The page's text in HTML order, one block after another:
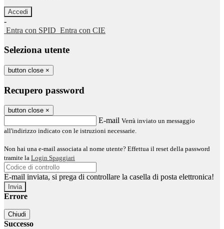
-
Entra con SPID Entra con CIE
Seleziona utente
button close ×
Recupero password
button close ×
E-mail Verrà inviato un messaggio
all'indirizzo indicato con le istruzioni necessarie.
Non hai una e-mail associata al nome utente? Effettua il reset della password
tramite la Login Spaggiari
E-mail inviata, si prega di controllare la casella di posta elettronica!
Errore
Chiudi
Successo